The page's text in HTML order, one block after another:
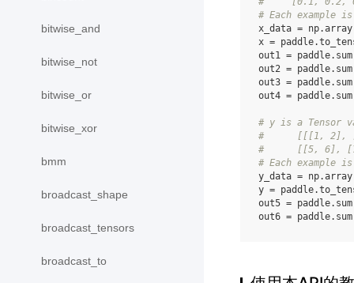
bitwise_and
bitwise_not
bitwise_or
bitwise_xor
bmm
broadcast_shape
broadcast_tensors
broadcast_to
# Each example
x_data = np.array
x = paddle.
out1
= paddle. sum
out2 = paddle. sum
out3 = paddle. sum
out4 = paddle. sum
# y is a Tensor
#      [[[1, 2],
#      [[5, 6],
# Each example
y_data = np.array
y = paddle.
out5 = paddle. sum
out6 = paddle. sum